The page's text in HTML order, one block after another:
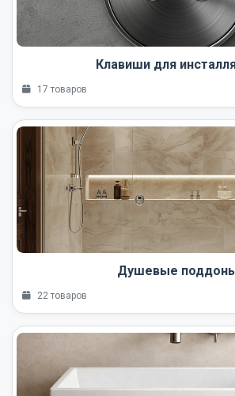
Клавиши для
17 товаров
Душевые
22 товаров